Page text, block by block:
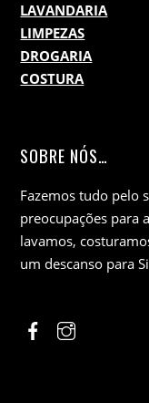
LAVANDARIA
LIMPEZAS
DROGARIA
COSTURA
SOBRE NÓS…
Fazemos tudo pelo
preocupações para
lavamos,
um descanso para